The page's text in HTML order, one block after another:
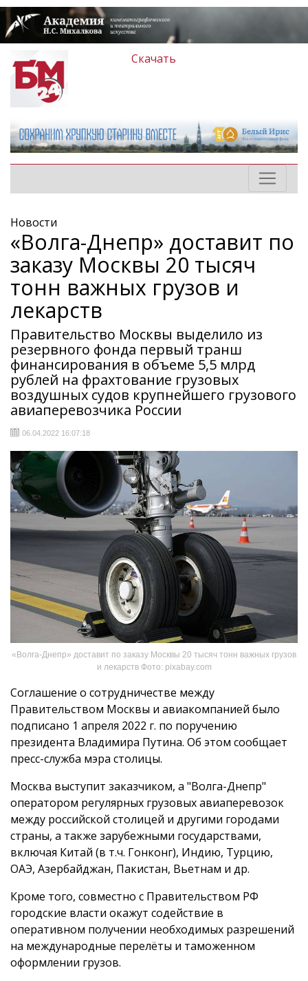
Скачать
Новости
«Волга-Днепр» доставит по
заказу Москвы 20 тысяч
тонн важных грузов и
лекарств
Правительство Москвы выделило из
резервного фонда первый транш
финансирования в объеме 5,5 млрд
рублей на фрахтование грузовых
воздушных судов крупнейшего грузового
авиаперевозчика России
06.04.2022 16:07:18
«Волга-Днепр» доставит по заказу Москвы 20 тысяч тонн важных грузов
и лекарств Фото: pixabay.com
Соглашение о сотрудничестве между
Правительством Москвы и авиакомпанией было
подписано 1 апреля 2022 г. по поручению
президента Владимира Путина. Об этом сообщает
пресс-служба мэра столицы.
Москва выступит заказчиком, а "Волга-Днепр"
оператором регулярных грузовых авиаперевозок
между российской столицей и другими городами
страны, а также зарубежными государствами,
включая Китай (в т.ч. Гонконг), Индию, Турцию,
ОАЭ, Азербайджан, Пакистан, Вьетнам и др.
Кроме того, совместно с Правительством РФ
городские власти окажут содействие в
оперативном получении необходимых разрешений
на международные перелёты и таможенном
оформлении грузов.